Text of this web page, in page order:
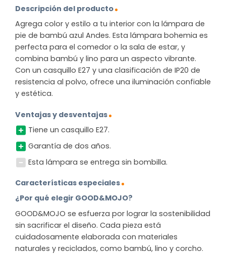
Descripción del producto
Agrega color y estilo a tu interior con la lámpara de
pie de bambú azul Andes. Esta lámpara bohemia es
perfecta para el comedor o la sala de estar, y
combina bambú y lino para un aspecto vibrante.
Con un casquillo E27 y una clasificación de IP20 de
resistencia al polvo, ofrece una iluminación confiable
y estética.
Ventajas y desventajas
Tiene un casquillo E27.
Garantía de dos años.
Esta lámpara se entrega sin bombilla.
Características especiales
¿Por qué elegir GOOD&MOJO?
GOOD&MOJO se esfuerza por lograr la sostenibilidad
sin sacrificar el diseño. Cada pieza está
cuidadosamente elaborada con materiales
naturales y reciclados, como bambú, lino y corcho.